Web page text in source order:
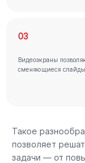
03
Видеоэкраны
сменяющиеся слайды.
Такое
позволяет
задачи — от